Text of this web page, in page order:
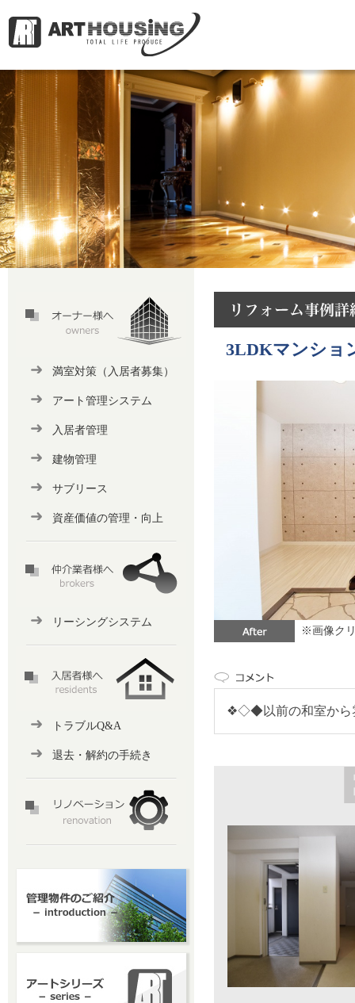
満室対策（入居者募集）
アート管理システム
入居者管理
建物管理
サブリース
資産価値の管理・向上
リーシングシステム
トラブルQ&A
退去・解約の手続き
3LDKマンショ
※画像ク
❖◇◆以前の和室から